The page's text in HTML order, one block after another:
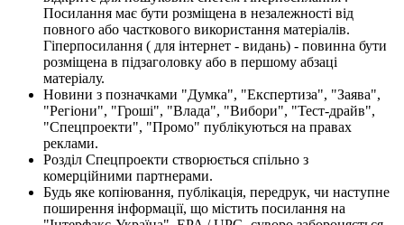
Посилання має бути розміщена в незалежності від
повного або часткового використання матеріалів.
Гіперпосилання ( для інтернет - видань) - повинна бути
розміщена в підзаголовку або в першому абзаці
матеріалу.
Новини з позначками "Думка", "Експертиза", "Заява",
"Регіони", "Гроші", "Влада", "Вибори", "Тест-драйв",
"Спецпроекти", "Промо" публікуються на правах
реклами.
Розділ Спецпроекти створюється спільно з
комерційними партнерами.
Будь яке копіювання, публікація, передрук, чи наступне
поширення інформації, що містить посилання на